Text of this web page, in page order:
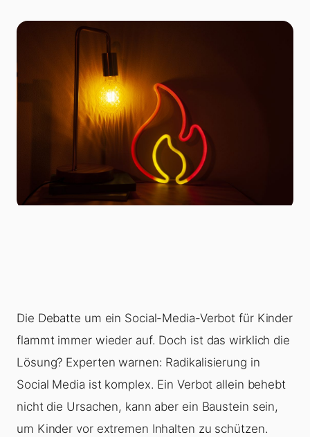
Die Debatte um ein Social-Media-Verbot für Kinder
flammt immer wieder auf. Doch ist das wirklich die
Lösung? Experten warnen: Radikalisierung in
Social Media ist komplex. Ein Verbot allein behebt
nicht die Ursachen, kann aber ein Baustein sein,
um Kinder vor extremen Inhalten zu schützen.